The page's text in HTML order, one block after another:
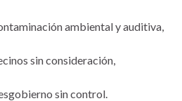
ambiental y auditiva,
sin consideración,
sin control.